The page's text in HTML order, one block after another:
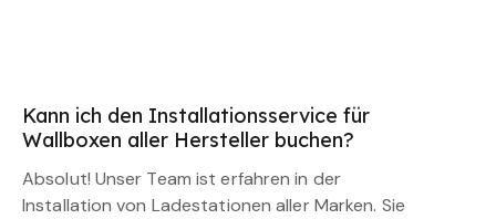
Kann ich den Installationsservice für
Wallboxen aller Hersteller buchen?
Absolut! Unser Team ist erfahren in der
Installation von Ladestationen aller Marken. Sie